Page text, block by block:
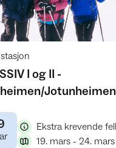
Åpne
I og II -
,
19. mars - 24. mars,